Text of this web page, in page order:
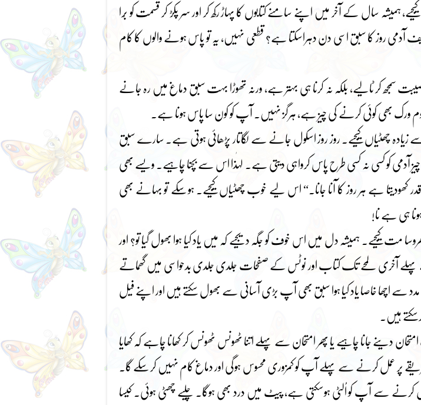
ہمیشہ سال کے آخر میں اپنے سامنے کتابوں کا پہاڑ رکھ کر اور سر پکڑ کر قسمت کو بُرا
آدمی روز کا سبق اسی دن دہراسکتا ہے؟ قطعی نہیں، یہ تو پاس ہونے والوں کا کام
سمجھ کر ٹالیے، بلکہ نہ کرنا ہی بہتر ہے، ورنہ تھوڑا بہت سبق دماغ میں رہ جانے
ہوم ورک بھی کوئی کرنے کی چیز ہے، ہرگز نہیں۔ آپ کو کون سا پاس ہونا ہے۔
زیادہ چھٹیاں کیجیے۔ روز روز اسکول جانے سے لگاتار پڑھائی ہوتی ہے۔ سارے سبق
آدمی کو کسی نہ کسی طرح پاس کرواہی دیتی ہے۔ لہٰذا اس سے بچنا چاہیے۔ ویسے بھی
کھودیتا ہے ہر روز کا آنا جانا۔“ اس لیے خوب چھٹیاں کیجیے۔ ہوسکے تو بہانے بھی
ہی ہے نا!
مت کیجیے۔ ہمیشہ دل میں اس خوف کو جگہ دیجیے کہ میں یاد کیا ہوا بھول گیا تو؟ اور
آخری لمحے تک کتاب اور نوٹس کے صفحات جلدی جلدی بدحواسی میں گھماتے
سے اچھا خاصا یاد کیا ہوا سبق بھی آپ بڑی آسانی سے بھول سکتے ہیں اور اپنے فیل
ہیں۔
دینے جانا چاہیے یا پھر امتحان سے پہلے اتنا ٹھونس ٹھونس کر کھانا چاہے کہ کھایا
پر عمل کرنے سے پہلے آپ کو کمزوری محسوس ہوگی اور دماغ کام نہیں کرسکے گا۔
سے آپ کو اُلٹی ہوسکتی ہے، پیٹ میں درد بھی ہوگا۔ چلیے چھٹی ہوئی۔ کیسا